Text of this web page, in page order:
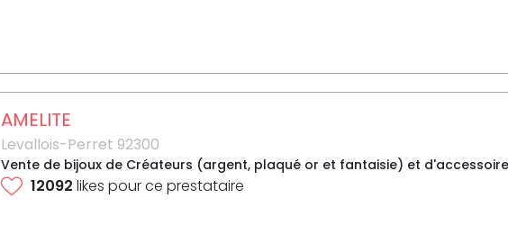
AMELITE
Levallois-Perret 92300
Vente de bijoux de Créateurs (argent, plaqué or et fantaisie) et
12092 likes pour ce prestataire